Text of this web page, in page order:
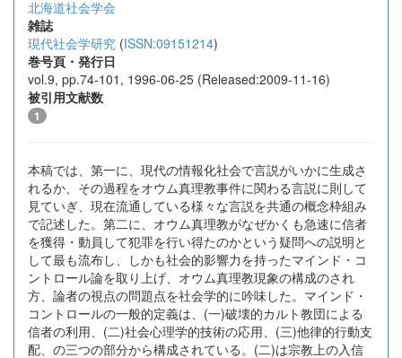
北海道社会学会
雑誌
現代社会学研究 (ISSN:09151214)
巻号頁・発行日
vol.9, pp.74-101, 1996-06-25 (Released:2009-11-16)
被引用文献数
1
本稿では、第一に、現代の情報化社会で言説がいかに生成さ
れるか、その過程をオウム真理教事件に関わる言説に則して
見ていぎ、現在流通している様々な言説を共通の概念枠組み
で記述した。第二に、オウム真理教がなぜかくも急速に信者
を獲得・動員して犯罪を行い得たのかという疑問への説明と
して最も流布し、しかも社会的影響力を持ったマインド・コ
ントロール論を取り上げ、オウム真理教現象の構成のされ
方、論者の視点の問題点を社会学的に吟味した。マインド・
コントロールの一般的定義は、(一)破壊的カルト教団による
信者の利用、(二)社会心理学的技術の応用、(三)他律的行動支
配、の三つの部分から構成されている。(二)は宗教上の入信